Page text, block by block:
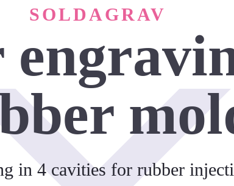
SOLDAGRAV
in 4 cavities for rubber